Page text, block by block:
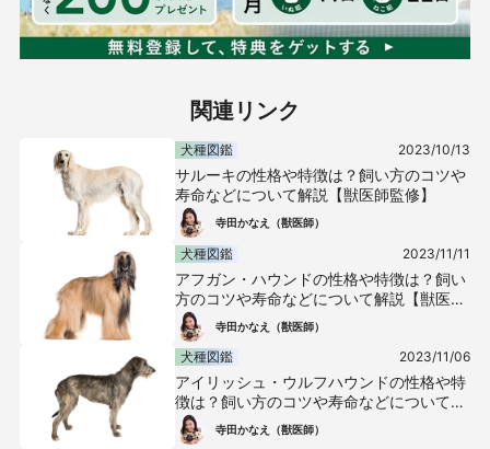
関連リンク
犬種図鑑 2023/10/13
サルーキの性格や特徴は？飼い方のコツや
寿命などについて解説【獣医師監修】
寺田かなえ（獣医師）
犬種図鑑 2023/11/11
アフガン・ハウンドの性格や特徴は？飼い
方のコツや寿命などについて解説【獣医師
監修】寺田かなえ（獣医師）
犬種図鑑 2023/11/06
アイリッシュ・ウルフハウンドの性格や特
徴は？飼い方のコツや寿命などについて解
説【獣医師監修】
寺田かなえ（獣医師）